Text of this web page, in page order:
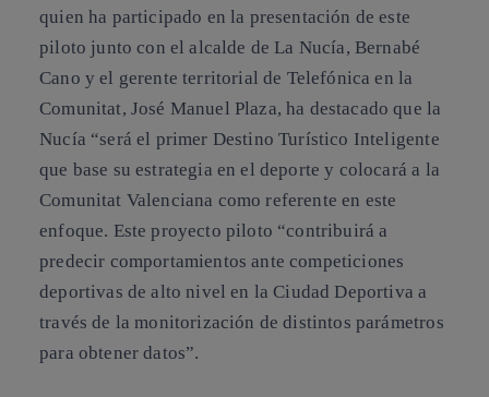
quien ha participado en la presentación de este
piloto junto con el alcalde de La Nucía, Bernabé
Cano y el gerente territorial de Telefónica en la
Comunitat, José Manuel Plaza, ha destacado que la
Nucía “será el primer Destino Turístico Inteligente
que base su estrategia en el deporte y colocará a la
Comunitat Valenciana como referente en este
enfoque. Este proyecto piloto “contribuirá a
predecir comportamientos ante competiciones
deportivas de alto nivel en la Ciudad Deportiva a
través de la monitorización de distintos parámetros
para obtener datos”.